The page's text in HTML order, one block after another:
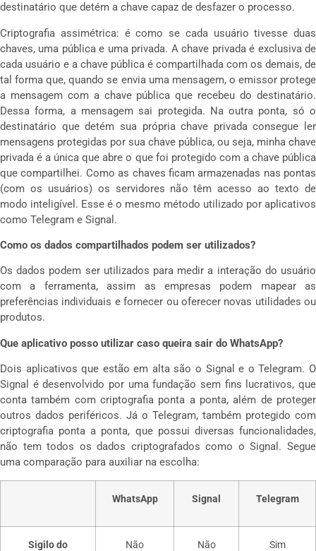
destinatário que detém a chave capaz de desfazer o processo.
Criptografia assimétrica: é como se cada usuário tivesse duas
chaves, uma pública e uma privada. A chave privada é exclusiva de
cada usuário e a chave pública é compartilhada com os demais, de
tal forma que, quando se envia uma mensagem, o emissor protege
a mensagem com a chave pública que recebeu do destinatário.
Dessa forma, a mensagem sai protegida. Na outra ponta, só o
destinatário que detém sua própria chave privada consegue ler
mensagens protegidas por sua chave pública, ou seja, minha chave
privada é a única que abre o que foi protegido com a chave pública
que compartilhei. Como as chaves ficam armazenadas nas pontas
(com os usuários) os servidores não têm acesso ao texto de
modo inteligível. Esse é o mesmo método utilizado por aplicativos
como Telegram e Signal.
Como os dados compartilhados podem ser utilizados?
Os dados podem ser utilizados para medir a interação do usuário
com a ferramenta, assim as empresas podem mapear as
preferências individuais e fornecer ou oferecer novas utilidades ou
produtos.
Que aplicativo posso utilizar caso queira sair do WhatsApp?
Dois aplicativos que estão em alta são o Signal e o Telegram. O
Signal é desenvolvido por uma fundação sem fins lucrativos, que
conta também com criptografia ponta a ponta, além de proteger
outros dados periféricos. Já o Telegram, também protegido com
criptografia ponta a ponta, que possui diversas funcionalidades,
não tem todos os dados criptografados como o Signal. Segue
uma comparação para auxiliar na escolha:
WhatsApp Signal Telegram
Sigilo do
Não Não Sim